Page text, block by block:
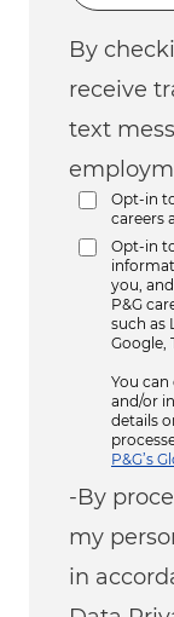
By
receive
text
Opt-in
careers
Opt-in
you,
P&G
such as
Google,
You
and/or
details
P&G’s
-By
my
in